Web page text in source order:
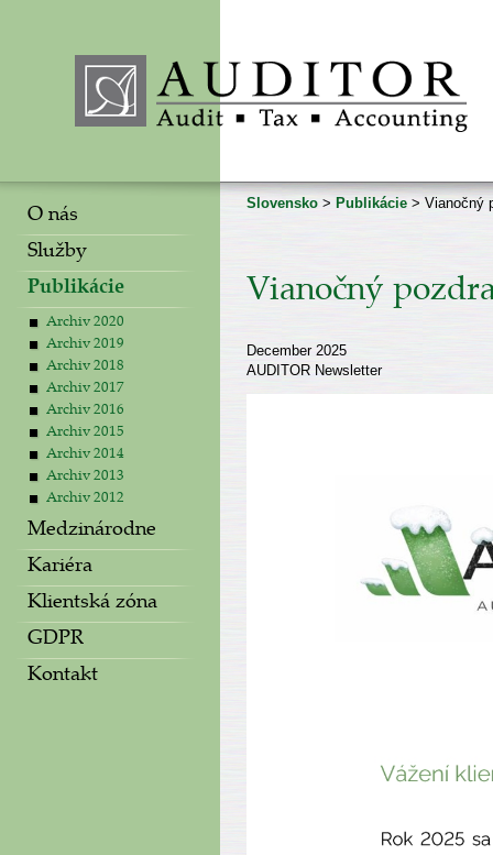
O nás
Služby
Publikácie
Archiv 2020
Archiv 2019
Archiv 2018
Archiv 2017
Archiv 2016
Archiv 2015
Archiv 2014
Archiv 2013
Archiv 2012
Medzinárodne
Kariéra
Klientská zóna
GDPR
Kontakt
Slovensko > Publikácie > Vianočný
Vianočný
December 2025
AUDITOR Newsletter